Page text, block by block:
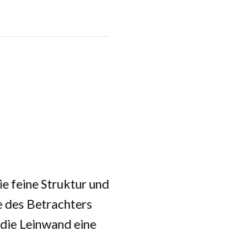
feine Struktur und
des Betrachters
Leinwand eine